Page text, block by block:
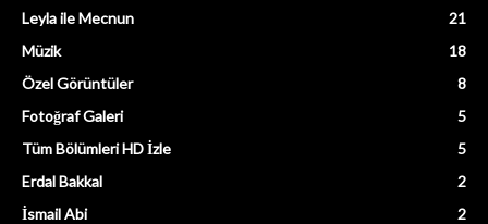
Leyla ile Mecnun
21
Müzik
18
Özel Görüntüler
8
Fotoğraf Galeri
5
Tüm Bölümleri HD İzle
5
Erdal Bakkal
2
İsmail Abi
2